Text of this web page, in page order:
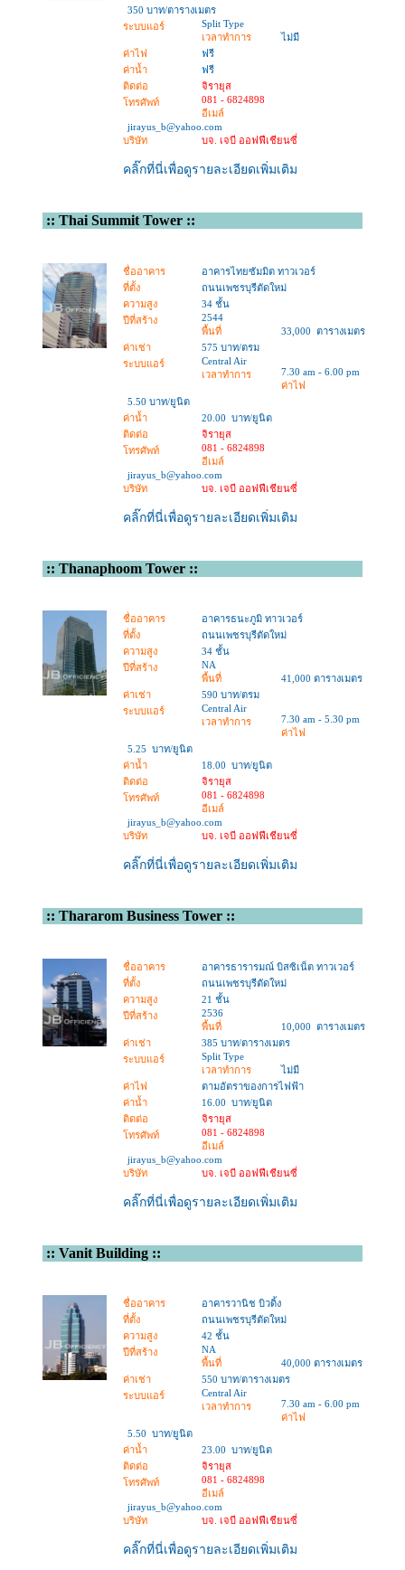
350 บาท/ตารางเมตร
ระบบแอร์
Split Type
เวลาทำการ
ไม่มี
ค่าไฟ
ฟรี
ค่าน้ำ
ฟรี
ติดต่อ
จิรายุส
โทรศัพท์
081 - 6824898
อีเมล์
jirayus_b@yahoo.com
บริษัท
บจ. เจบี ออฟฟีเชียนซี่
คลิ๊กที่นี่เพื่อดูรายละเอียดเพิ่มเติม
::Thai Summit Tower ::
ชื่ออาคาร
อาคารไทยซัมมิต ทาวเวอร์
ที่ตั้ง
ถนนเพชรบุรีตัดใหม่
ความสูง
34 ชั้น
ปีที่สร้าง
2544
พื้นที่
33,000 ตารางเมตร
ค่าเช่า
575 บาท/ตรม
ระบบแอร์
Central Air
เวลาทำการ
7.30 am - 6.00 pm
ค่าไฟ
5.50 บาท/ยูนิต
ค่าน้ำ
20.00 บาท/ยูนิต
ติดต่อ
จิรายุส
โทรศัพท์
081 - 6824898
อีเมล์
jirayus_b@yahoo.com
บริษัท
บจ. เจบี ออฟฟีเชียนซี่
คลิ๊กที่นี่เพื่อดูรายละเอียดเพิ่มเติม
::Thanaphoom Tower ::
ชื่ออาคาร
อาคารธนะภูมิ ทาวเวอร์
ที่ตั้ง
ถนนเพชรบุรีตัดใหม่
ความสูง
34 ชั้น
ปีที่สร้าง
NA
พื้นที่
41,000 ตารางเมตร
ค่าเช่า
590 บาท/ตรม
ระบบแอร์
Central Air
เวลาทำการ
7.30 am - 5.30 pm
ค่าไฟ
5.25 บาท/ยูนิต
ค่าน้ำ
18.00 บาท/ยูนิต
ติดต่อ
จิรายุส
โทรศัพท์
081 - 6824898
อีเมล์
jirayus_b@yahoo.com
บริษัท
บจ. เจบี ออฟฟีเชียนซี่
คลิ๊กที่นี่เพื่อดูรายละเอียดเพิ่มเติม
::Thararom Business Tower ::
ชื่ออาคาร
อาคารธารารมณ์ บิสซิเน็ต ทาวเวอร์
ที่ตั้ง
ถนนเพชรบุรีตัดใหม่
ความสูง
21 ชั้น
ปีที่สร้าง
2536
พื้นที่
10,000 ตารางเมตร
ค่าเช่า
385 บาท/ตารางเมตร
ระบบแอร์
Split Type
เวลาทำการ
ไม่มี
ค่าไฟ
ตามอัตราของการไฟฟ้า
ค่าน้ำ
16.00 บาท/ยูนิต
ติดต่อ
จิรายุส
โทรศัพท์
081 - 6824898
อีเมล์
jirayus_b@yahoo.com
บริษัท
บจ. เจบี ออฟฟีเชียนซี่
คลิ๊กที่นี่เพื่อดูรายละเอียดเพิ่มเติม
::Vanit Building ::
ชื่ออาคาร
อาคารวานิช บิวดิ้ง
ที่ตั้ง
ถนนเพชรบุรีตัดใหม่
ความสูง
42 ชั้น
ปีที่สร้าง
NA
พื้นที่
40,000 ตารางเมตร
ค่าเช่า
550 บาท/ตารางเมตร
ระบบแอร์
Central Air
เวลาทำการ
7.30 am - 6.00 pm
ค่าไฟ
5.50 บาท/ยูนิต
ค่าน้ำ
23.00 บาท/ยูนิต
ติดต่อ
จิรายุส
โทรศัพท์
081 - 6824898
อีเมล์
jirayus_b@yahoo.com
บริษัท
บจ. เจบี ออฟฟีเชียนซี่
คลิ๊กที่นี่เพื่อดูรายละเอียดเพิ่มเติม